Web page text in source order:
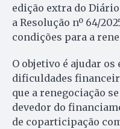
edição extra do
a Resolução nº 64/
condições para a
O objetivo é ajudar
dificuldades
que a renegociação
devedor do
de coparticipação